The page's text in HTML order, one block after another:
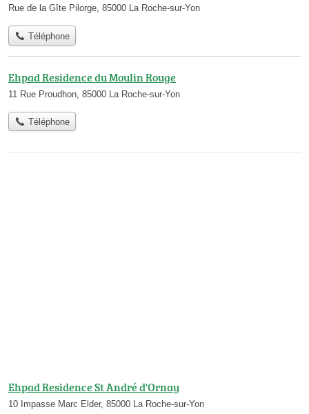
Rue de la Gîte Pilorge, 85000 La Roche-sur-Yon
Téléphone
Ehpad Residence du Moulin Rouge
11 Rue Proudhon, 85000 La Roche-sur-Yon
Téléphone
Ehpad Residence St André d'Ornay
10 Impasse Marc Elder, 85000 La Roche-sur-Yon